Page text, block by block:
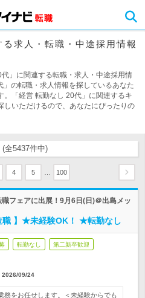
求人・転職・中途採用情報
」に関連する転職・求人・中途採用情
の転職・求人情報を探しているあなた
。「経営 転勤なし 20代」に関連するキ
しいただけるので、あなたにぴったりの
(全5437件中)
4 5 100
フェアに出展！9月6日(日)＠出島メッ
】★未経験OK！ ★転勤なし
転勤なし 第二新卒歓迎
2026/09/24
務をお任せします。＜未経験からでも